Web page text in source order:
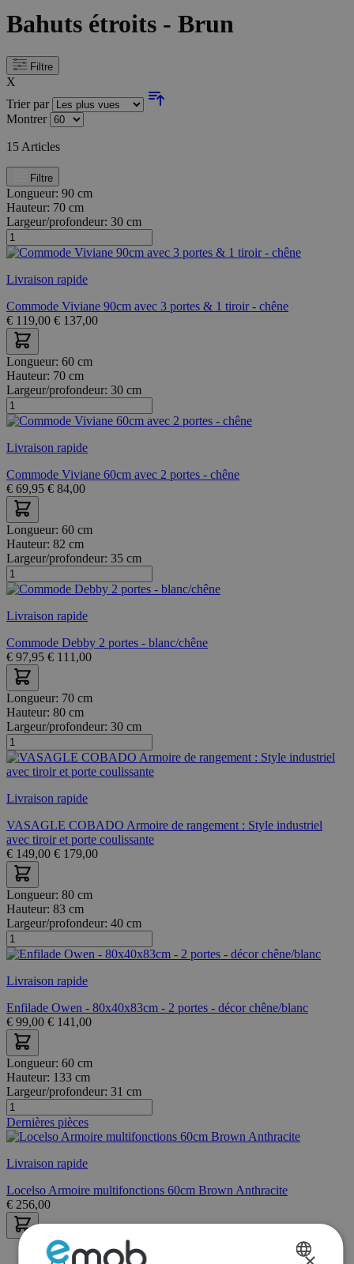
Bahuts étroits - Brun
Filtre
X
Trier par
Montrer
15 Articles
Filtre
Longueur: 90 cm
Hauteur: 70 cm
Largeur/profondeur: 30 cm
Livraison rapide
Commode Viviane 90cm avec 3 portes & 1 tiroir - chêne
€ 119,00 € 137,00
Longueur: 60 cm
Hauteur: 70 cm
Largeur/profondeur: 30 cm
Livraison rapide
Commode Viviane 60cm avec 2 portes - chêne
€ 69,95 € 84,00
Longueur: 60 cm
Hauteur: 82 cm
Largeur/profondeur: 35 cm
Livraison rapide
Commode Debby 2 portes - blanc/chêne
€ 97,95 € 111,00
Longueur: 70 cm
Hauteur: 80 cm
Largeur/profondeur: 30 cm
Livraison rapide
VASAGLE COBADO Armoire de rangement : Style industriel
avec tiroir et porte coulissante
€ 149,00 € 179,00
Longueur: 80 cm
Hauteur: 83 cm
Largeur/profondeur: 40 cm
Livraison rapide
Enfilade Owen - 80x40x83cm - 2 portes - décor chêne/blanc
€ 99,00 € 141,00
Longueur: 60 cm
Hauteur: 133 cm
Largeur/profondeur: 31 cm
Dernières pièces
Livraison rapide
Locelso Armoire multifonctions 60cm Brown Anthracite
€ 256,00
30 jours de délai de rétractation